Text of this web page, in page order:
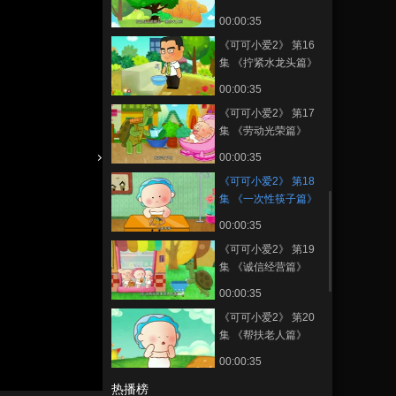
00:00:35
《可可小爱2》 第16
集 《拧紧水龙头篇》
00:00:35
《可可小爱2》 第17
集 《劳动光荣篇》
00:00:35
《可可小爱2》 第18
集 《一次性筷子篇》
00:00:35
《可可小爱2》 第19
集 《诚信经营篇》
00:00:35
《可可小爱2》 第20
集 《帮扶老人篇》
00:00:35
热播榜